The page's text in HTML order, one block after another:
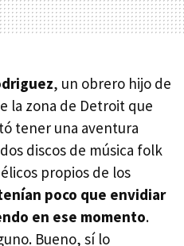
, un obrero hijo de
la zona de Detroit que
tener una aventura
discos de música folk
propios de los
poco que envidiar
en ese momento.
Bueno, sí lo